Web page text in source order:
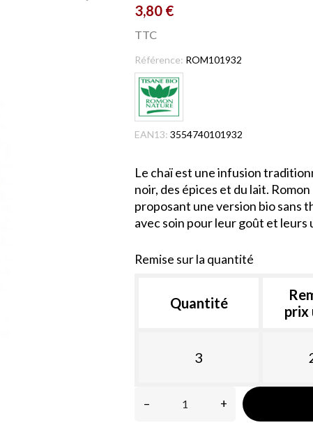
3,80 €
TTC
Référence: ROM101932
EAN13: 3554740101932
Le chaï est une infusion
noir, des épices et du lait.
proposant une version bio sans
avec soin pour leur goût et
Remise sur la quantité
Quantité
prix
3
– +